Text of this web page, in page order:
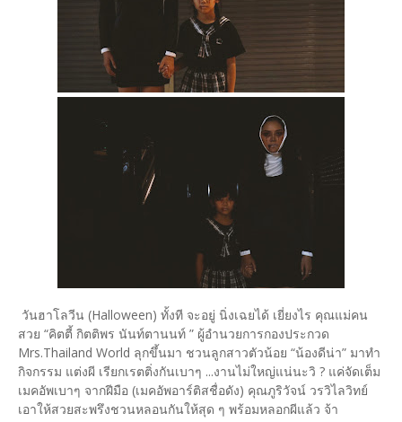
วันฮาโลวีน (Halloween) ทั้งที จะอยู่ นิ่งเฉยได้ เยี่ยงไร คุณแม่คน
สวย “คิตตี้ กิตติพร นันท์ตานนท์ ” ผู้อำนวยการกองประกวด
Mrs.Thailand World ลุกขึ้นมา ชวนลูกสาวตัวน้อย “น้องดีน่า” มาทำ
กิจกรรม แต่งผี เรียกเรตติ่งกันเบาๆ ...งานไม่ใหญ่แน่นะวิ ? แค่จัดเต็ม
เมคอัพเบาๆ จากฝีมือ (เมคอัพอาร์ติสชื่อดัง) คุณภูริวัจน์ วรวิไลวิทย์
เอาให้สวยสะพรึงชวนหลอนกันให้สุด ๆ พร้อมหลอกผีแล้ว จ้า